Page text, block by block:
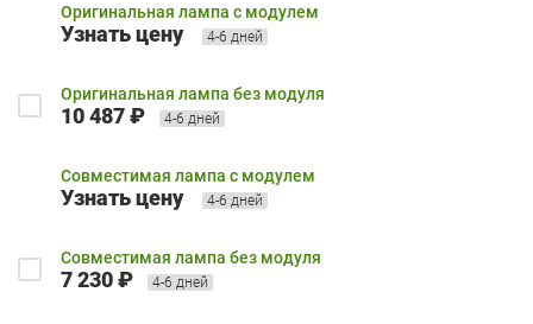
Оригинальная лампа с модулем
Узнать цену 4-6 дней
Оригинальная лампа без модуля
10 487 ₽ 4-6 дней
Совместимая лампа с модулем
Узнать цену 4-6 дней
Совместимая лампа без модуля
7 230 ₽ 4-6 дней